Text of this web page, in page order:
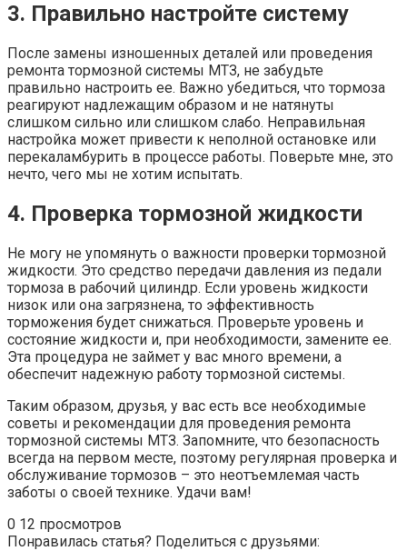
3. Правильно настройте систему
После замены изношенных деталей или проведения
ремонта тормозной системы МТЗ, не забудьте
правильно настроить ее. Важно убедиться, что тормоза
реагируют надлежащим образом и не натянуты
слишком сильно или слишком слабо. Неправильная
настройка может привести к неполной остановке или
перекаламбурить в процессе работы. Поверьте мне, это
нечто, чего мы не хотим испытать.
4. Проверка тормозной жидкости
Не могу не упомянуть о важности проверки тормозной
жидкости. Это средство передачи давления из педали
тормоза в рабочий цилиндр. Если уровень жидкости
низок или она загрязнена, то эффективность
торможения будет снижаться. Проверьте уровень и
состояние жидкости и, при необходимости, замените ее.
Эта процедура не займет у вас много времени, а
обеспечит надежную работу тормозной системы.
Таким образом, друзья, у вас есть все необходимые
советы и рекомендации для проведения ремонта
тормозной системы МТЗ. Запомните, что безопасность
всегда на первом месте, поэтому регулярная проверка и
обслуживание тормозов – это неотъемлемая часть
заботы о своей технике. Удачи вам!
0 12 просмотров
Понравилась статья? Поделиться с друзьями: